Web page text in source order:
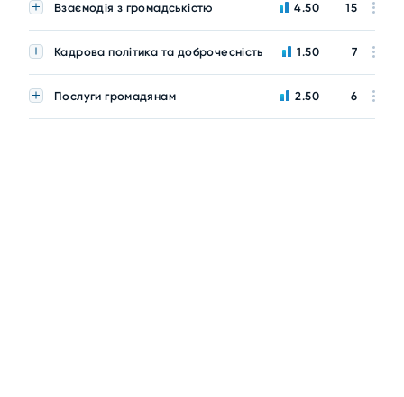
Взаємодія з громадськістю 4.50 15
Кадрова політика та доброчесність 1.50 7
Послуги громадянам 2.50 6